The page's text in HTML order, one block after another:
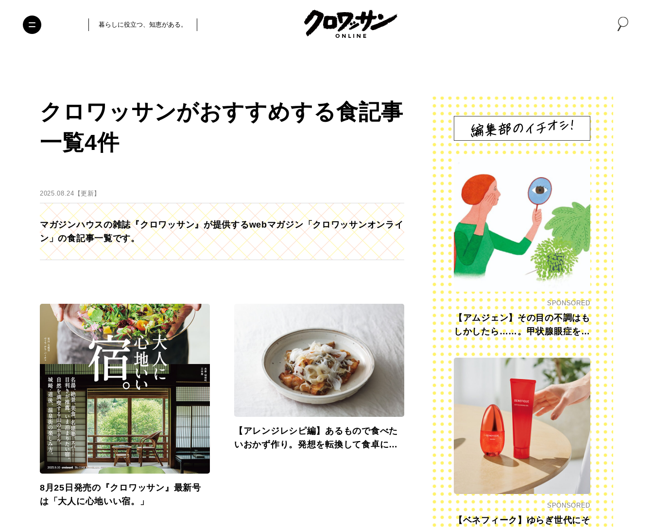
暮らしに役立つ、知恵がある。
クロワッサンがおすすめする食記事
一覧4件
2025.08.24【更新】
マガジンハウスの雑誌『クロワッサン』が提供するwebマガジン「クロワッサンオンライ
ン」の食記事一覧です。
8月25日発売の『クロワッサン』最新号
は「大人に心地いい宿。」
【アレンジレシピ編】あるもので食べた
いおかず作り。発想を転換して食卓に広
SPONSORED
【アムジェン】その目の不調はも
しかしたら……。甲状腺眼症を知
っていますか？
SPONSORED
【ベネフィーク】ゆらぎ世代にそ